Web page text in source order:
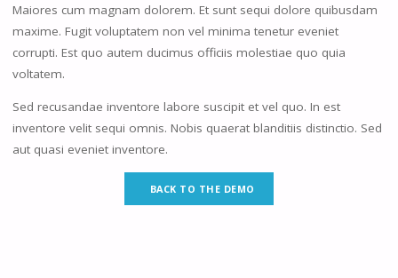
Maiores cum magnam dolorem. Et sunt sequi dolore quibusdam
maxime. Fugit voluptatem non vel minima tenetur eveniet
corrupti. Est quo autem ducimus officiis molestiae quo quia
voltatem.
Sed recusandae inventore labore suscipit et vel quo. In est
inventore velit sequi omnis. Nobis quaerat blanditiis distinctio. Sed
aut quasi eveniet inventore.
BACK TO THE DEMO